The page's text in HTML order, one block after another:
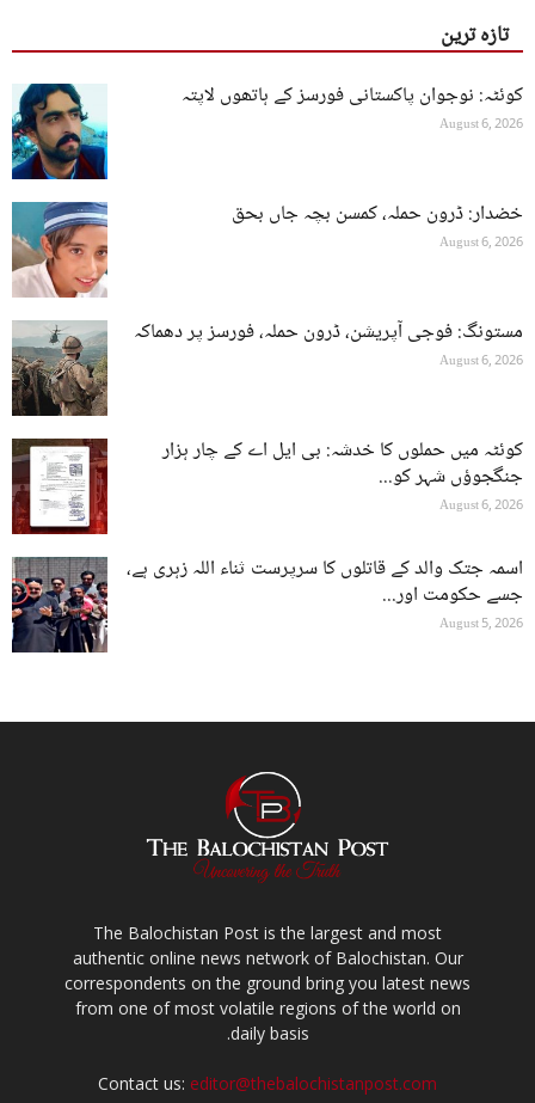
تازہ ترین
کوئٹہ: نوجوان پاکستانی فورسز کے ہاتھوں لاپتہ
August 6, 2026
خضدار: ڈرون حملہ، کمسن بچہ جاں بحق
August 6, 2026
مستونگ: فوجی آپریشن، ڈرون حملہ، فورسز پر دھماکہ
August 6, 2026
کوئٹہ میں حملوں کا خدشہ: بی ایل اے کے چار ہزار
جنگجوؤں شہر کو...
August 6, 2026
اسمہ جتک والد کے قاتلوں کا سرپرست ثناء اللہ زہری ہے،
جسے حکومت اور...
August 5, 2026
The Balochistan Post is the largest and most
authentic online news network of Balochistan. Our
correspondents on the ground bring you latest news
from one of most volatile regions of the world on
daily basis.
Contact us: editor@thebalochistanpost.com